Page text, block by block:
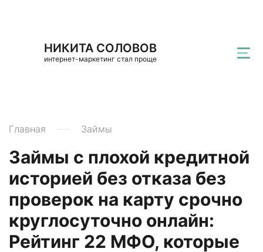
НИКИТА СОЛОВОВ
интернет-маркетинг стал проще
Главная Займы
Займы с плохой кредитной
историей без отказа без
проверок на карту срочно
круглосуточно онлайн:
Рейтинг 22 МФО, которые